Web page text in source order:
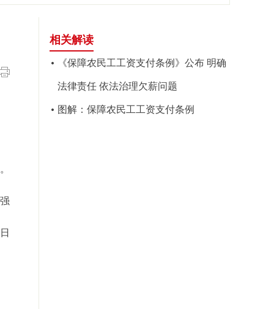
相关解读
《保障农民工工资支付条例》公布 明确
法律责任 依法治理欠薪问题
图解：保障农民工工资支付条例